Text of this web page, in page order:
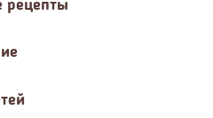
рецепты